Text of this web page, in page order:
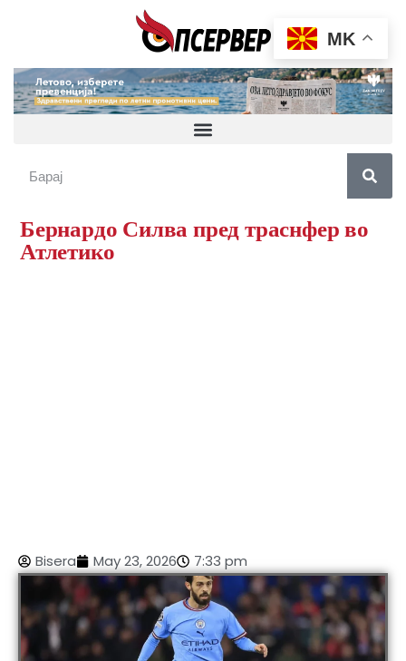
Бернардо Силва пред траснфер во
Атлетико
Bisera May 23, 2026 7:33 pm
MK